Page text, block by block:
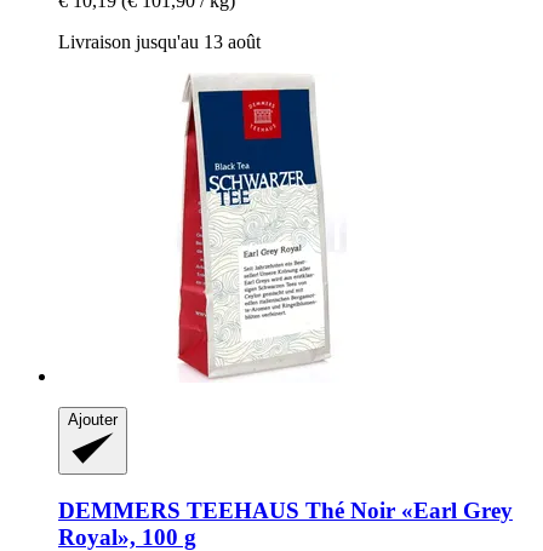
Livraison jusqu'au 13 août
Ajouter
DEMMERS TEEHAUS Thé Noir «Earl Grey
Royal», 100 g